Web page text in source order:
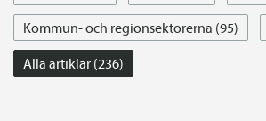
Kommun- och regionsektorerna (95)
Alla artiklar (236)